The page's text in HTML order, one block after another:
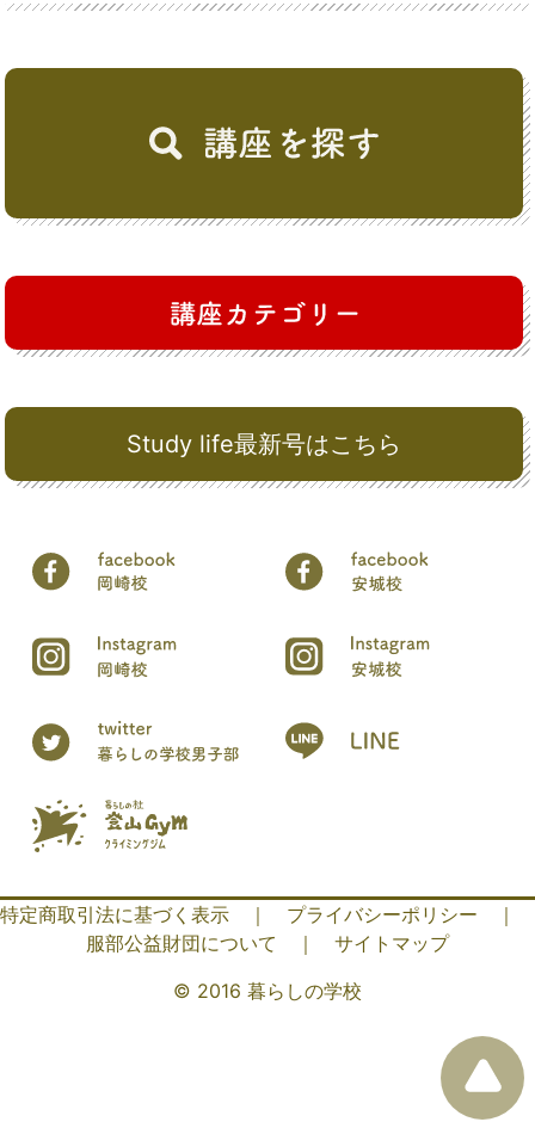
Study life最新号はこちら
特定商取引法に基づく表示 ｜ プライバシーポリシー
｜
服部公益財団について
｜
サイトマップ
© 2016 暮らしの学校